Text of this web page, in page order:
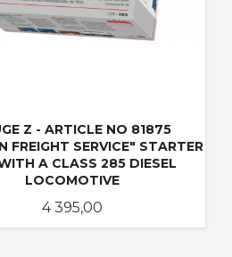
Z - ARTICLE NO 81875
FREIGHT SERVICE" STARTER
A CLASS 285 DIESEL
LOCOMOTIVE
Pris
4 395,00